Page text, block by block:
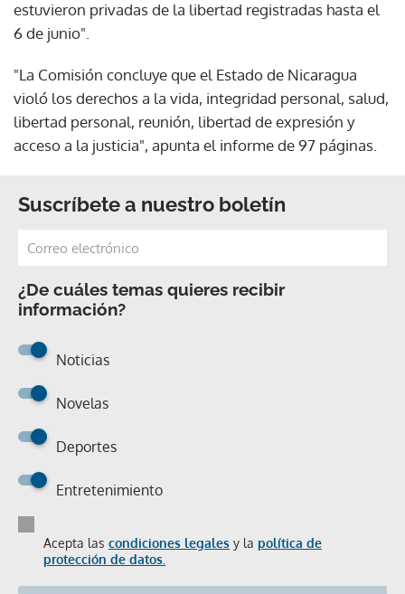
estuvieron privadas de la libertad registradas hasta el
6 de junio".
"La Comisión concluye que el Estado de Nicaragua
violó los derechos a la vida, integridad personal, salud,
libertad personal, reunión, libertad de expresión y
acceso a la justicia", apunta el informe de 97 páginas.
Suscríbete a nuestro boletín
¿De cuáles temas quieres recibir
información?
Noticias
Novelas
Deportes
Entretenimiento
Acepta las condiciones legales y la política de
protección de datos.